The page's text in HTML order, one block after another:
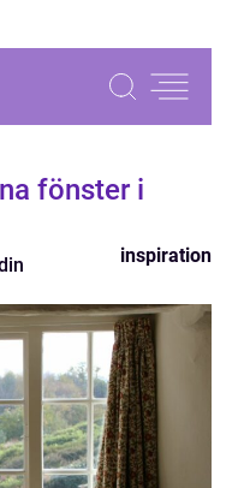
fönster i
inspiration